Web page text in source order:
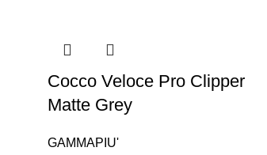
Cocco Veloce Pro Clipper
Matte Grey
GAMMAPIU'